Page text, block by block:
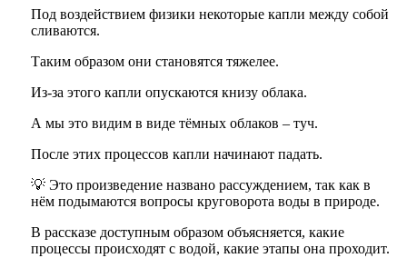
Под воздействием физики некоторые капли между собой
сливаются.
Таким образом они становятся тяжелее.
Из-за этого капли опускаются книзу облака.
А мы это видим в виде тёмных облаков – туч.
После этих процессов капли начинают падать.
💡 Это произведение названо рассуждением, так как в
нём подымаются вопросы круговорота воды в природе.
В рассказе доступным образом объясняется, какие
процессы происходят с водой, какие этапы она проходит.